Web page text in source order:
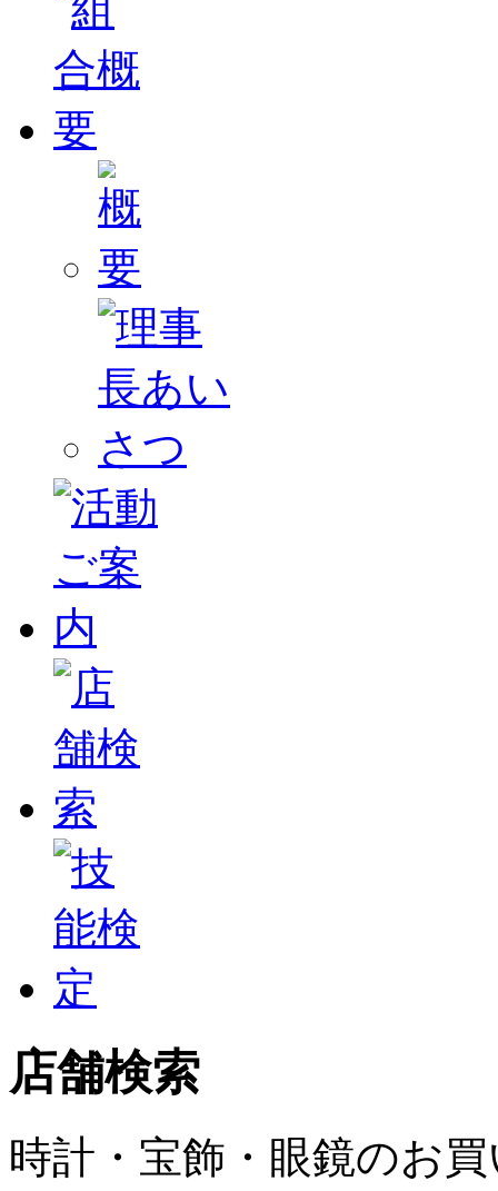
店舗検索
時計・宝飾・眼鏡のお